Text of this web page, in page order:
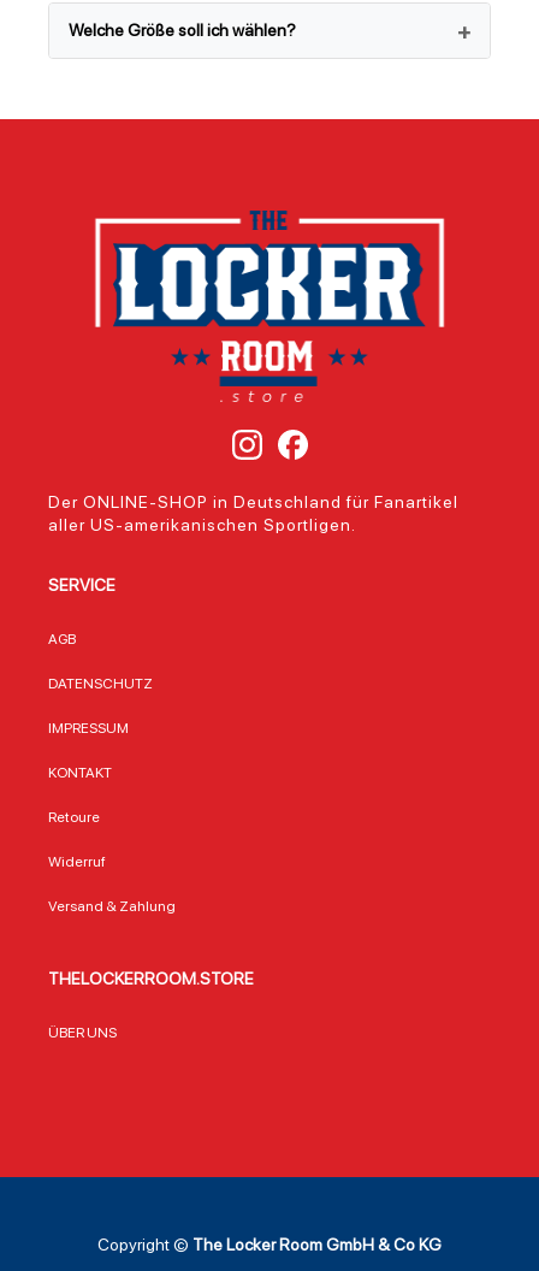
Welche Größe soll ich wählen?
Der ONLINE-SHOP in Deutschland für Fanartikel
aller US-amerikanischen Sportligen.
SERVICE
AGB
DATENSCHUTZ
IMPRESSUM
KONTAKT
Retoure
Widerruf
Versand & Zahlung
THELOCKERROOM.STORE
ÜBER UNS
Copyright © The Locker Room GmbH & Co KG